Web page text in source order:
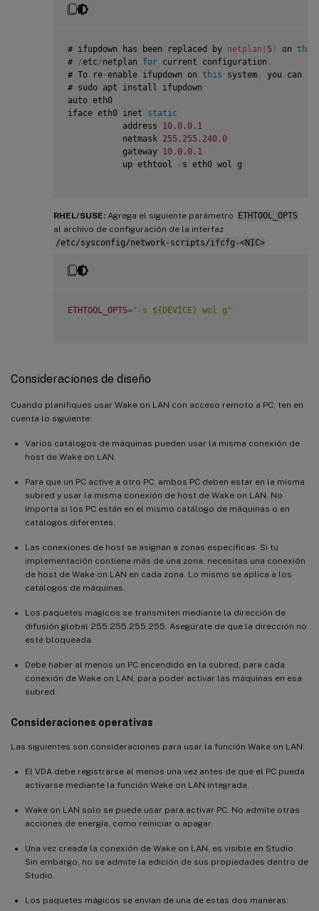
# ifupdown has been replaced by netplan ( 5 ) on this
# /etc/netplan for current configuration .
# To re-enable ifupdown on this system ,
you can
# sudo apt install ifupdown
auto eth0
iface eth0 inet static
           address
10.0 .0 .1
           netmask
255.255 .240 .0
           gateway
10.0 .0 .1
           up ethtool
- s eth0 wol g
RHEL/SUSE: Agrega el siguiente parámetro ETHTOOL_OPTS
al archivo de configuración de la interfaz
/etc/sysconfig/network-scripts/ifcfg-<NIC> :
ETHTOOL_OPTS="-s ${DEVICE} wol g"
Consideraciones de diseño
Cuando planifiques usar Wake on LAN con acceso remoto a PC, ten en
cuenta lo siguiente:
Varios catálogos de máquinas pueden usar la misma conexión de
host de Wake on LAN.
Para que un PC active a otro PC, ambos PC deben estar en la misma
subred y usar la misma conexión de host de Wake on LAN. No
importa si los PC están en el mismo catálogo de máquinas o en
catálogos diferentes.
Las conexiones de host se asignan a zonas específicas. Si tu
implementación contiene más de una zona, necesitas una conexión
de host de Wake on LAN en cada zona. Lo mismo se aplica a los
catálogos de máquinas.
Los paquetes mágicos se transmiten mediante la dirección de
difusión global 255.255.255.255. Asegúrate de que la dirección no
esté bloqueada.
Debe haber al menos un PC encendido en la subred, para cada
conexión de Wake on LAN, para poder activar las máquinas en esa
subred.
Consideraciones operativas
Las siguientes son consideraciones para usar la función Wake on LAN:
El VDA debe registrarse al menos una vez antes de que el PC pueda
activarse mediante la función Wake on LAN integrada.
Wake on LAN solo se puede usar para activar PC. No admite otras
acciones de energía, como reiniciar o apagar.
Una vez creada la conexión de Wake on LAN, es visible en Studio.
Sin embargo, no se admite la edición de sus propiedades dentro de
Studio.
Los paquetes mágicos se envían de una de estas dos maneras: